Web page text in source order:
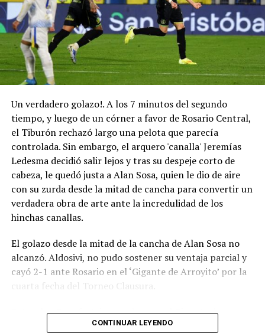
Un verdadero golazo!. A los 7 minutos del segundo
tiempo, y luego de un córner a favor de Rosario Central,
el Tiburón rechazó largo una pelota que parecía
controlada. Sin embargo, el arquero 'canalla' Jeremías
Ledesma decidió salir lejos y tras su despeje corto de
cabeza, le quedó justa a Alan Sosa, quien le dio de aire
con su zurda desde la mitad de cancha para convertir un
verdadera obra de arte ante la incredulidad de los
hinchas canallas.
El golazo desde la mitad de la cancha de Alan Sosa no
alcanzó. Aldosivi, no pudo sostener su ventaja parcial y
cayó 2-1 ante Rosario en el ‘Gigante de Arroyito’ por la
cuarta fecha del Torneo Clausura.
Foto Alan Sosa festeja su golazo en el Gigante de
Arroyito. FotobairesCONTINUAR LEYENDO